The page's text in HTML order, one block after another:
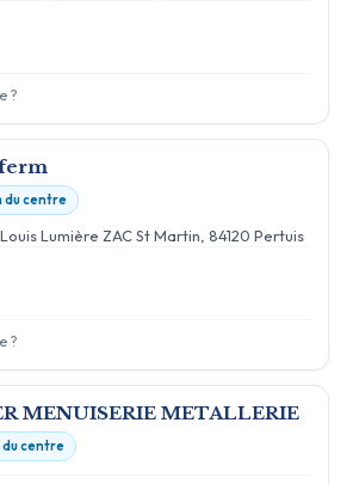
?
du centre
Lumière ZAC St Martin, 84120 Pertuis
?
MENUISERIE METALLERIE
du centre